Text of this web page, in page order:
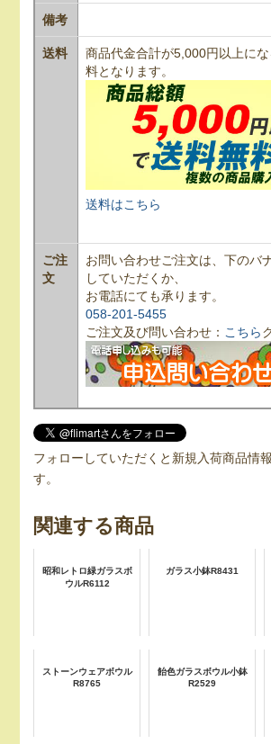
備考
送料
商品代金合計が5,000円以上に
料となります。
送料はこちら
ご注
文
お問い合わせご注文は、下のバ
していただくか、
お電話にても承ります。
058-201-5455
ご注文及び問い合わせ： こちら
フォローしていただくと新規入荷商品情
す。
関連する商品
昭和レトロ緑ガラスボ
ウルR6112
ガラス小鉢R8431
ストーンウェアボウル
R8765
飴色ガラスボウル小鉢
R2529